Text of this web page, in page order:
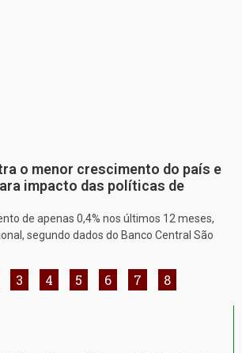
o menor crescimento do país e
impacto das políticas de
de apenas 0,4% nos últimos 12 meses,
segundo dados do Banco Central São
3 4 5 6 7 8